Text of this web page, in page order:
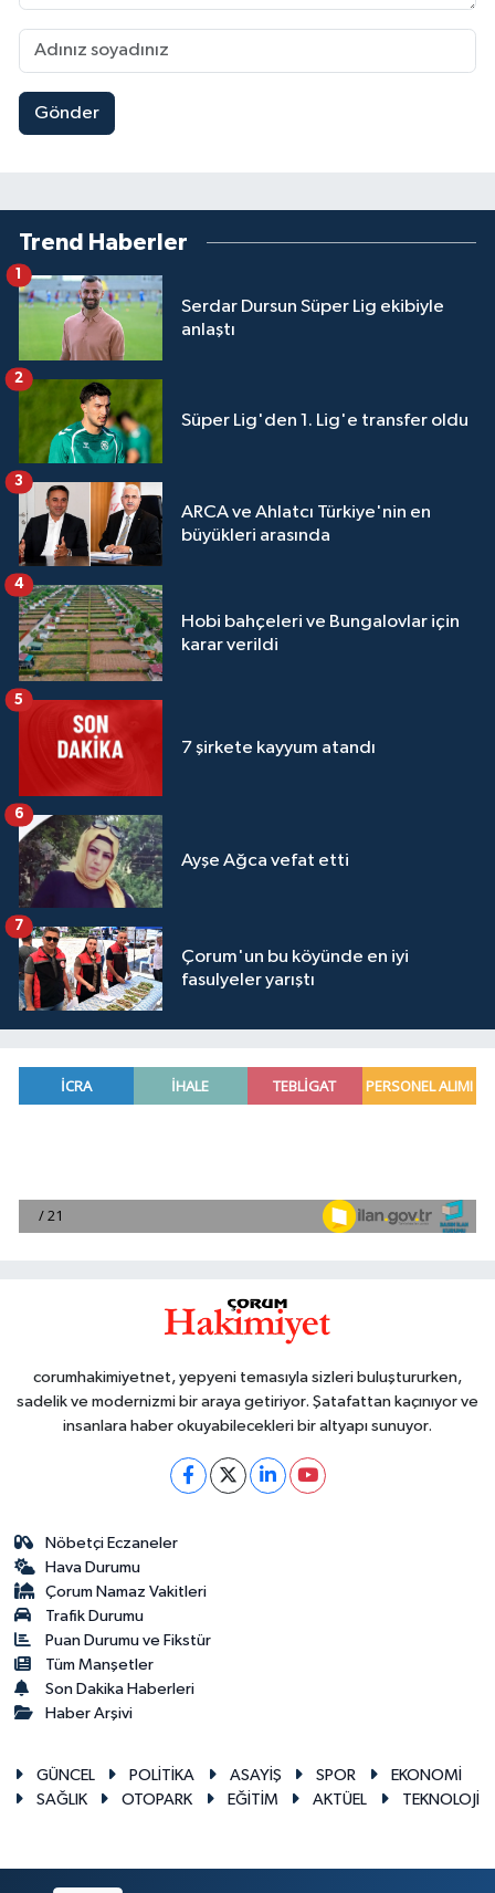
Gönder
Trend Haberler
Serdar Dursun Süper Lig ekibiyle
anlaştı
Süper Lig'den 1. Lig'e transfer oldu
2
ARCA ve Ahlatcı Türkiye'nin en
büyükleri arasında
3
Hobi bahçeleri ve Bungalovlar için
karar verildi
4
7 şirkete kayyum atandı
5
Ayşe Ağca vefat etti
6
Çorum'un bu köyünde en iyi
fasulyeler yarıştı
7
corumhakimiyetnet, yepyeni temasıyla sizleri buluştururken,
sadelik ve modernizmi bir araya getiriyor. Şatafattan kaçınıyor ve
insanlara haber okuyabilecekleri bir altyapı sunuyor.
Nöbetçi Eczaneler
Hava Durumu
Çorum Namaz Vakitleri
Trafik Durumu
Puan Durumu ve Fikstür
Tüm Manşetler
Son Dakika Haberleri
Haber Arşivi
GÜNCEL POLİTİKA ASAYİŞ SPOR
EKONOMİ
SAĞLIK
OTOPARK EĞİTİM AKTÜEL TEKNOLOJİ